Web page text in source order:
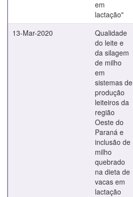
em
lactação"
13-Mar-2020
Qualidade
do leite e
da silagem
de milho
em
sistemas de
produção
leiteiros da
região
Oeste do
Paraná e
inclusão de
milho
quebrado
na dieta de
vacas em
lactação